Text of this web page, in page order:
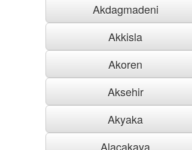
Akdagmadeni
Akkisla
Akoren
Aksehir
Akyaka
Alacakaya